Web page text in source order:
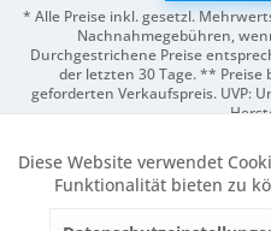
* Alle Preise inkl. gesetzl.
Nachnahmegebühren,
Durchgestrichene Preise
der letzten 30 Tage. ** Preise
geforderten Verkaufspreis. UVP:
Funktionale
Diese Website verwendet
Funktionalität bieten zu